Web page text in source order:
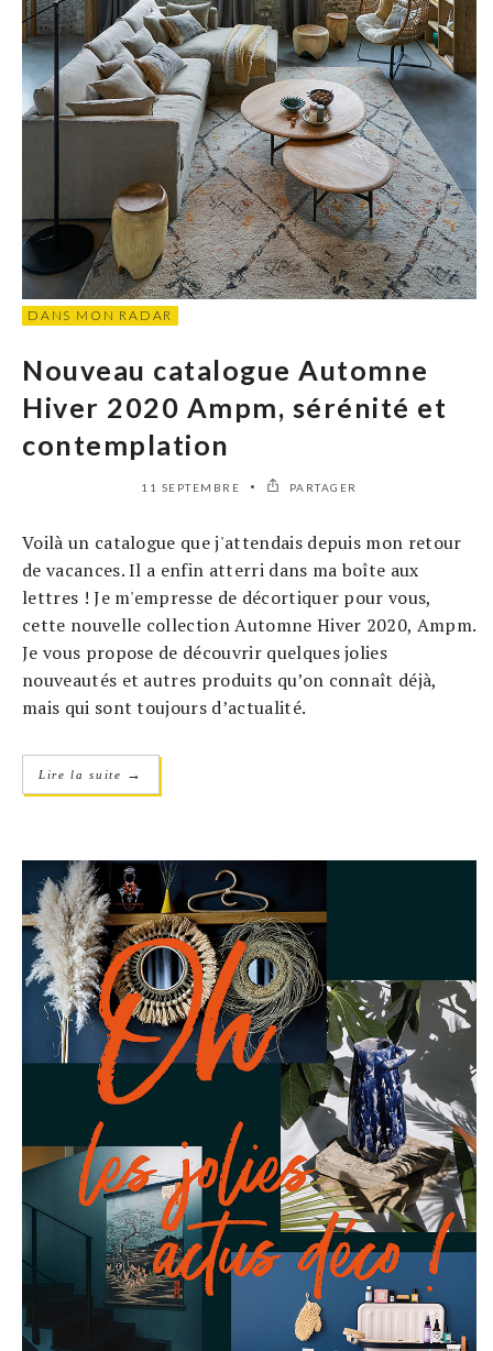
DANS MON RADAR
Nouveau catalogue Automne
Hiver 2020 Ampm, sérénité et
contemplation
11 SEPTEMBRE PARTAGER
Voilà un catalogue que j'attendais depuis mon retour
de vacances. Il a enfin atterri dans ma boîte aux
lettres ! Je m'empresse de décortiquer pour vous,
cette nouvelle collection Automne Hiver 2020, Ampm.
Je vous propose de découvrir quelques jolies
nouveautés et autres produits qu’on connaît déjà,
mais qui sont toujours d’actualité.
Lire la suite →